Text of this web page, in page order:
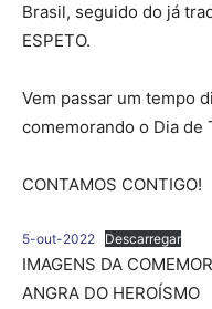
Brasil, seguido do já
ESPETO.
Vem passar um tempo
comemorando o Dia de
CONTAMOS CONTIGO!
5-out-2022 Descarregar
IMAGENS DA
ANGRA DO HEROÍSMO